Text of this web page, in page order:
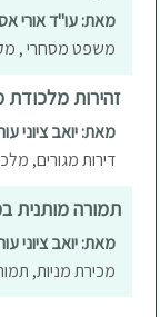
מאת: עו"ד אורי
משפט מסחרי ,
זהירות מלכודת
מאת: יואב ציוני
דירות מגורים,
תמורה מותנית
מאת: יואב ציוני
מכירת מניות,